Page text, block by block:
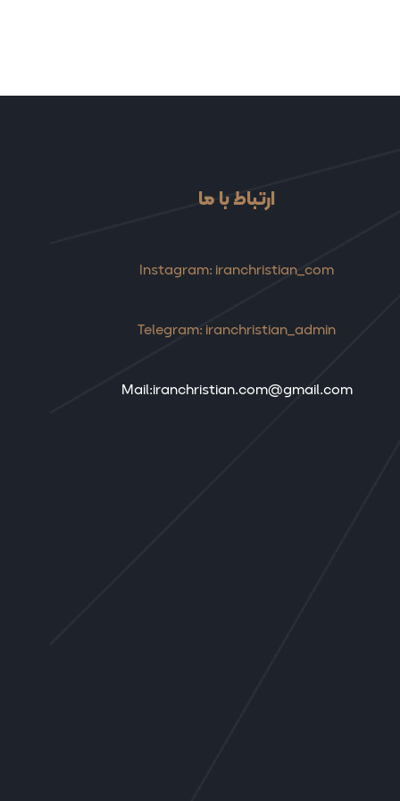
ارتباط با ما
Instagram: iranchristian_com
Telegram: iranchristian_admin
Mail:iranchristian.com@gmail.com